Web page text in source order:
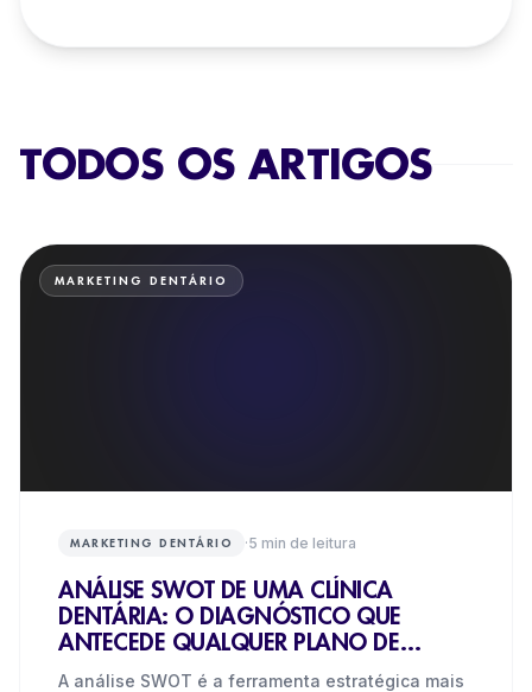
TODOS OS ARTIGOS
MARKETING DENTÁRIO
MARKETING DENTÁRIO ·5 min de leitura
ANÁLISE SWOT DE UMA CLÍNICA
DENTÁRIA: O DIAGNÓSTICO QUE
ANTECEDE QUALQUER PLANO DE
MARKETING
A análise SWOT é a ferramenta estratégica mais